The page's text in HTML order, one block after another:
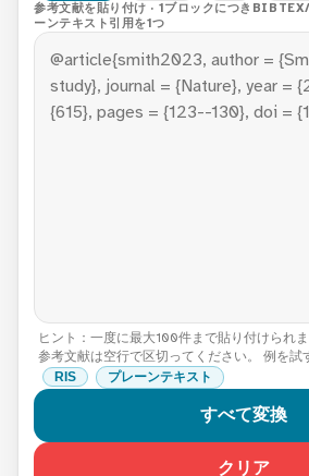
参考文献を貼り付け · 1ブロックにつき
ーンテキスト引用を1つ
ヒント：一度に最大100件まで貼り付けられ
参考文献は空行で区切ってください。 例を試
RIS
プレーンテキスト
すべて変換
クリア